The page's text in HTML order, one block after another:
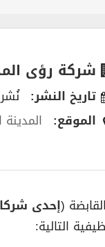
شركة رؤى
تاريخ النشر: نُشرت
الموقع: المدينة
(إحدى
التالية: